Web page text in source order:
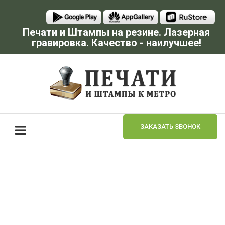
Печати и Штампы на резине. Лазерная
гравировка. Качество - наилучшее!
ЗАКАЗАТЬ ЗВОНОК